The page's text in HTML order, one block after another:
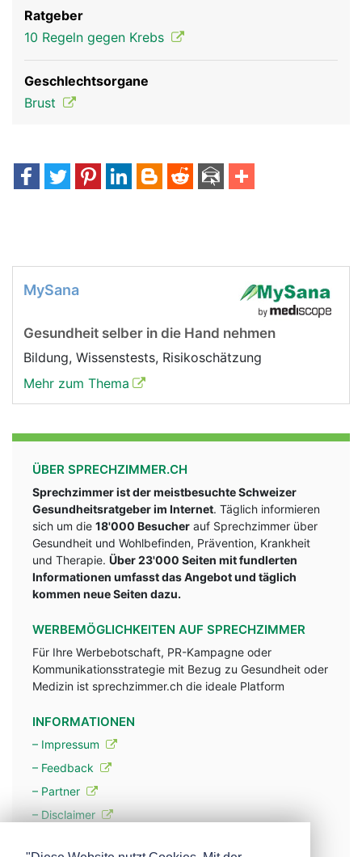
Ratgeber
10 Regeln gegen Krebs
Geschlechtsorgane
Brust
MySana
Gesundheit selber in die Hand nehmen
Bildung, Wissenstests, Risikoschätzung
Mehr zum Thema
ÜBER SPRECHZIMMER.CH
Sprechzimmer ist der meistbesuchte Schweizer
Gesundheitsratgeber im Internet. Täglich informieren
sich um die 18'000 Besucher auf Sprechzimmer über
Gesundheit und Wohlbefinden, Prävention, Krankheit
und Therapie. Über 23'000 Seiten mit fundlerten
Informationen umfasst das Angebot und täglich
kommen neue Seiten dazu.
WERBEMÖGLICHKEITEN AUF SPRECHZIMMER
Für Ihre Werbebotschaft, PR-Kampagne oder
Kommunikationsstrategie mit Bezug zu Gesundheit oder
Medizin ist sprechzimmer.ch die ideale Platform
INFORMATIONEN
– Impressum
– Feedback
– Partner
– Disclaimer